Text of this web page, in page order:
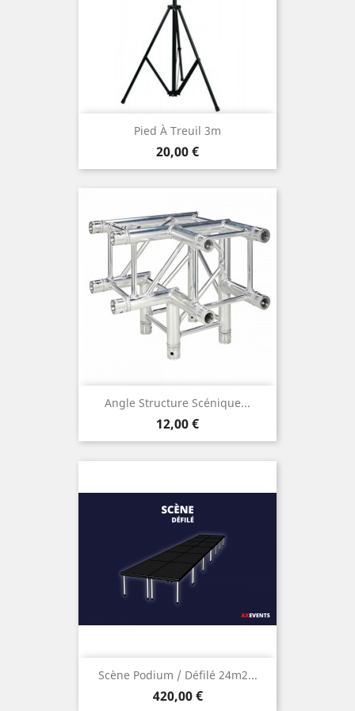
Pied À Treuil 3m
Prix
20,00 €
Angle Structure Scénique...
Prix
12,00 €
Scène Podium / Défilé 24m2...
Prix
420,00 €